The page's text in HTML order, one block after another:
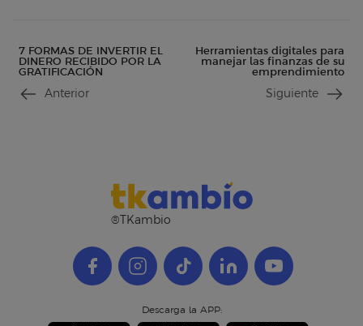
7 FORMAS DE INVERTIR EL
DINERO RECIBIDO POR LA
GRATIFICACIÓN
Anterior
Herramientas digitales para
manejar las finanzas de su
emprendimiento
Siguiente
®TKambio
Descarga la APP: